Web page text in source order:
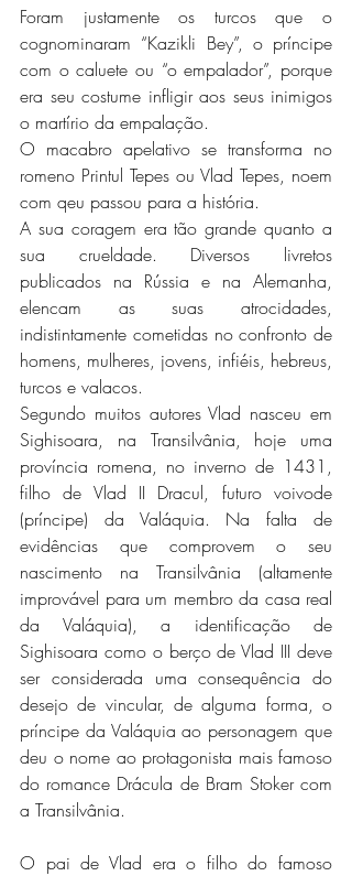
Foram justamente os turcos que o
cognominaram “Kazikli Bey”, o príncipe
com o caluete ou “o empalador”, porque
era seu costume infligir aos seus inimigos
o martírio da empalação.
O macabro apelativo se transforma no
romeno Printul Tepes ou Vlad Tepes, noem
com qeu passou para a história.
A sua coragem era tão grande quanto a
sua crueldade. Diversos livretos
publicados na Rússia e na Alemanha,
elencam as suas atrocidades,
indistintamente cometidas no confronto de
homens, mulheres, jovens, infiéis, hebreus,
turcos e valacos.
Segundo muitos autores Vlad nasceu em
Sighisoara, na Transilvânia, hoje uma
província romena, no inverno de 1431,
filho de Vlad II Dracul, futuro voivode
(príncipe) da Valáquia. Na falta de
evidências que comprovem o seu
nascimento na Transilvânia (altamente
improvável para um membro da casa real
da Valáquia), a identificação de
Sighisoara como o berço de Vlad III deve
ser considerada uma consequência do
desejo de vincular, de alguma forma, o
príncipe da Valáquia ao personagem que
deu o nome ao protagonista mais famoso
do romance Drácula de Bram Stoker com
a Transilvânia.
O pai de Vlad era o filho do famoso